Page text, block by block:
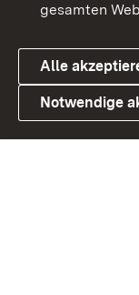
Link zum
Cookies
gesamten
Alle
Notwendige